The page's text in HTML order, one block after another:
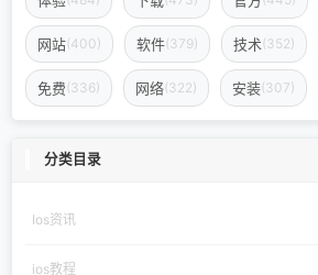
网站(400) 软件(379) 技术(352)
免费(336) 网络(322) 安装(307)
分类目录
Ios资讯
ios教程